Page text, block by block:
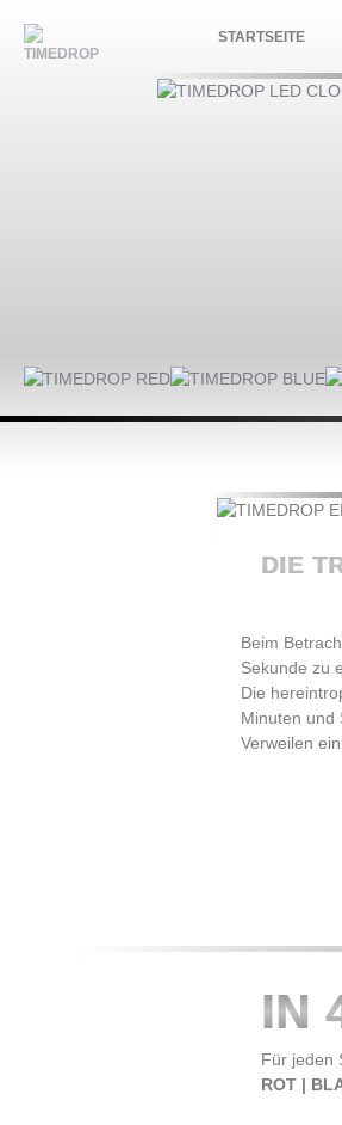
STARTSEITE
DIE
Beim
Sekunde zu
Die
Minuten und
Verweilen ein.
IN
Für jeden
ROT |